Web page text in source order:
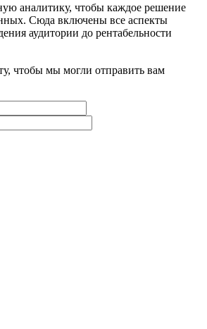
аналитику, чтобы каждое решение
Сюда включены все аспекты
аудитории до рентабельности
чтобы мы могли отправить вам